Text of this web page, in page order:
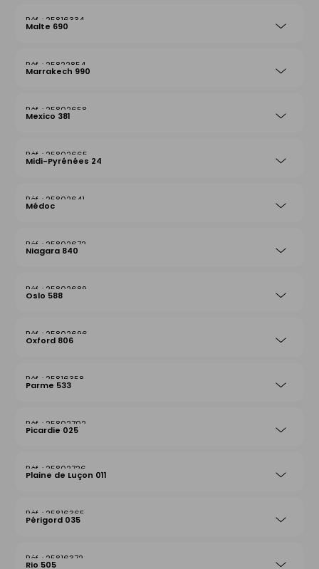
25816334
Malte 690
25822854
Marrakech 990
25802658
Mexico 381
25802665
Midi-Pyrénées 24
25802641
Médoc
25802672
Niagara 840
25802689
Oslo 588
25802696
Oxford 806
25816358
Parme 533
25802702
Picardie 025
25802726
Plaine de Luçon 011
25816365
Périgord 035
25816372
Rio 505